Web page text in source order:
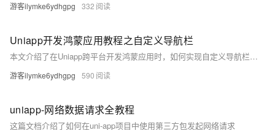
游客ilymke6ydhgpg 332
Uniapp开发鸿蒙应用教程之自定义导航栏
本文介绍了在Uniapp跨平台开发鸿蒙应用时，如何实现自定义导航栏。通过修改pages.json文件可调整默认导航栏样式，但若需添加组件（如搜索框、按钮等），则需手动创建自定义导航栏组件，以适配鸿蒙系统。文中给出了详细的配置代码与实现步骤，帮助开发者灵活控制界面布局。#鸿蒙 #Uniapp #跨平台开发
游客ilymke6ydhgpg 590
uniapp-网络数据请求全教程
这篇文档介绍了如何在uni-app项目中使用第三方包发起网络请求